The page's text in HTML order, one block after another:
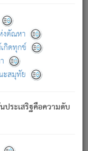
งตัณหา
กิดทุกข์
ะสมุทัย
ระเสริฐคือความดับ
พลิดเพลินวิภวตัณหา
ห่งภพทั้งหลาย)
งปวง นั้นคือ
แล้ว เพราะไม่มี
งครามแล้ว ก้าวล่วง
เปลี่ยนแปลงอีกต่อ